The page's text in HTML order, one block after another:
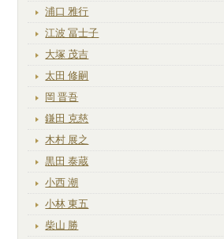
浦口 雅行
江波 冨士子
大塚 茂吉
太田 修嗣
岡 晋吾
鎌田 克慈
木村 展之
黒田 泰蔵
小西 潮
小林 東五
柴山 勝